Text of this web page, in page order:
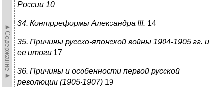
►Содержание►
России 10
34. Контрреформы Александра III. 14
35. Причины русско-японской войны 1904-1905 гг. и
ее итоги 17
36. Причины и особенности первой русской
революции (1905-1907) 19